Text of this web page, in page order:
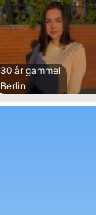
30 år gammel
Berlin